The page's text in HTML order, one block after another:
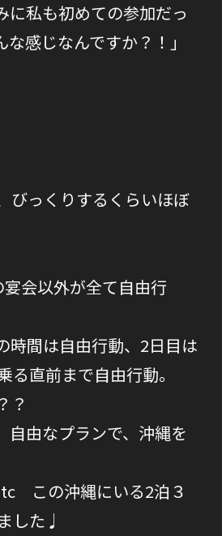
に私も初めての参加だっ
感じなんですか？！」
びっくりするくらいほぼ
会以外が全て自由行
時間は自由行動、2日目は
直前まで自由行動。
？
自由なプランで、沖縄を
この沖縄にいる2泊３
した♩